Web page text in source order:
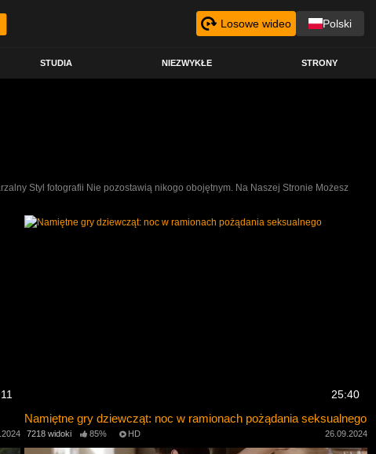
Losowe wideo Polski
STUDIA NIEZWYKŁE STRONY
Styl fotografii Nie pozostawią nikogo obojętnym. Na Naszej Stronie Możesz
25:40
Namiętne gry dziewcząt: noc w ramionach pożądania seksualnego
7218 widoki 85% HD 26.09.2024